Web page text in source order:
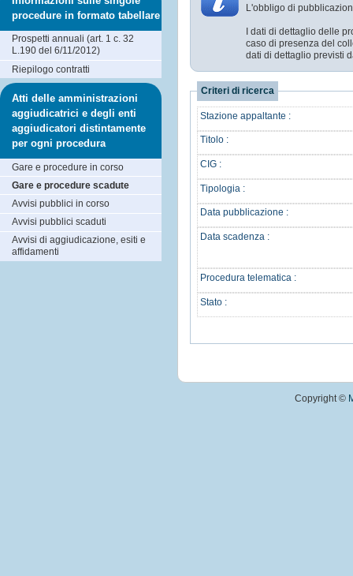
L'obbligo di
I dati di dettaglio delle
caso di presenza del
dati di dettaglio previsti
Criteri di ricerca
Stazione appaltante :
Titolo :
CIG :
Tipologia :
Data pubblicazione :
Data scadenza :
Procedura telematica :
Stato :
procedure in formato tabellare
Prospetti annuali (art. 1 c. 32
L.190 del 6/11/2012)
Riepilogo contratti
Atti delle amministrazioni
aggiudicatrici e degli enti
aggiudicatori distintamente
per ogni procedura
Gare e procedure in corso
Gare e procedure scadute
Avvisi pubblici in corso
Avvisi pubblici scaduti
Avvisi di aggiudicazione, esiti e
affidamenti
Copyright ©